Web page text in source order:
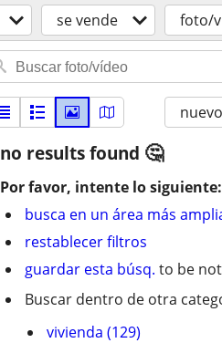
se vende foto/
no results found
Por favor, intente lo siguiente:
busca en un área más
restablecer filtros
guardar esta búsq. to be
Buscar dentro de otra
vivienda (129)